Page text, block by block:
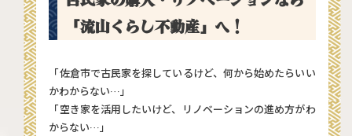
「流山くらし不動産」へ！
「佐倉市で古民家を探しているけど、何から始めたらいい
かわからない…」
「空き家を活用したいけど、リノベーションの進め方がわ
からない…」